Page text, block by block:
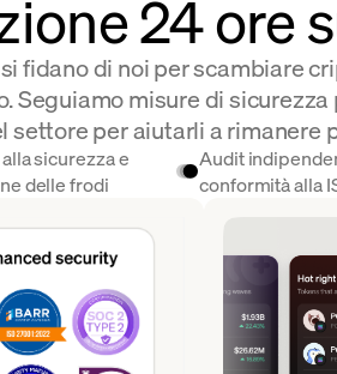
24 ore
fidano di noi per scambiare
Seguiamo misure di
settore per aiutarli a rimanere
sicurezza e
delle frodi
Audit
conformità alla